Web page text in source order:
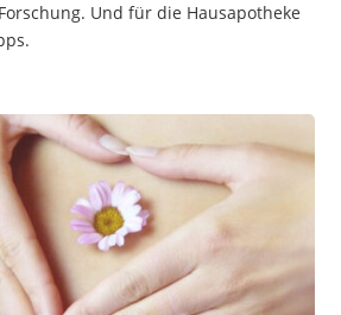
Und für die Hausapotheke